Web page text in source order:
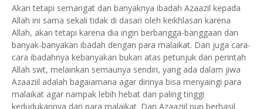
Akan tetapi semangat dan banyaknya ibadah Azaazil kepada
Allah ini sama sekali tidak di dasari oleh keikhlasan karena
Allah, akan tetapi karena dia ingin berbangga-banggaan dan
banyak-banyakan ibadah dengan para malaikat. Dan juga cara-
cara ibadahnya kebanyakan bukan atas petunjuk dan perintah
Allah swt, melainkan semaunya sendiri, yang ada dalam jiwa
Azaaziil adalah bagaiamana agar dirinya bisa menyaingi para
malaikat agar nampak lebih hebat dan paling tinggi
kedudukannya dari para malaikat. Dan Azaaziil pun berhasil